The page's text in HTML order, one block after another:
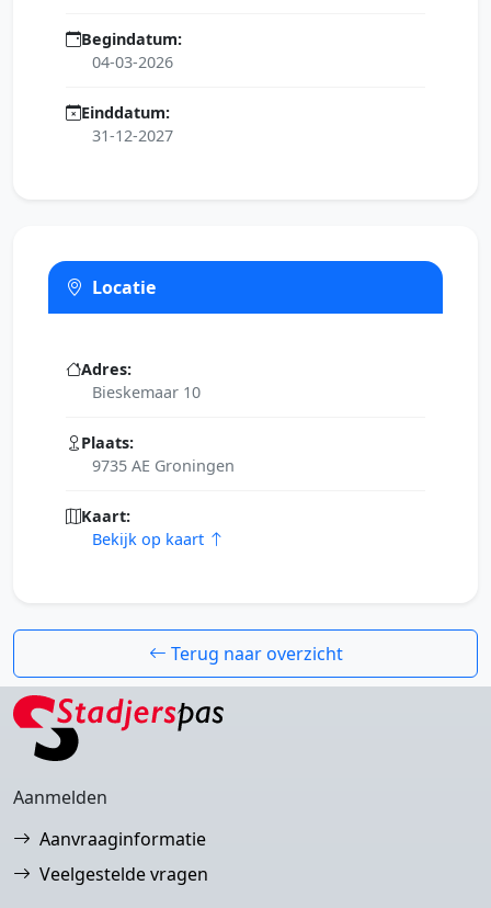
Begindatum:
04-03-2026
Einddatum:
31-12-2027
Locatie
Adres:
Bieskemaar 10
Plaats:
9735 AE Groningen
Kaart:
Bekijk op kaart
Terug naar overzicht
Aanmelden
Aanvraaginformatie
Veelgestelde vragen